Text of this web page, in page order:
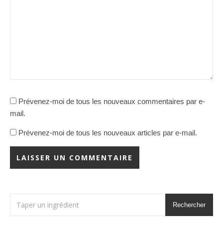
Prévenez-moi de tous les nouveaux commentaires par e-
mail.
Prévenez-moi de tous les nouveaux articles par e-mail.
Rechercher